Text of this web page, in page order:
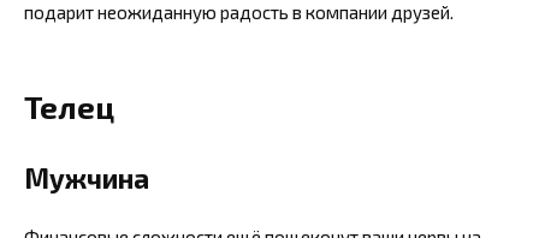
подарит неожиданную радость в компании друзей.
Телец
Мужчина